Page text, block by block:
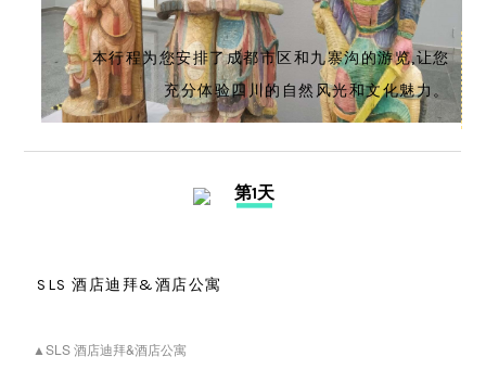
本行程为您安排了成都市区和九寨沟的游览,让您
充分体验四川的自然风光和文化魅力。
第1天
SLS 酒店迪拜&酒店公寓
▲SLS 酒店迪拜&酒店公寓